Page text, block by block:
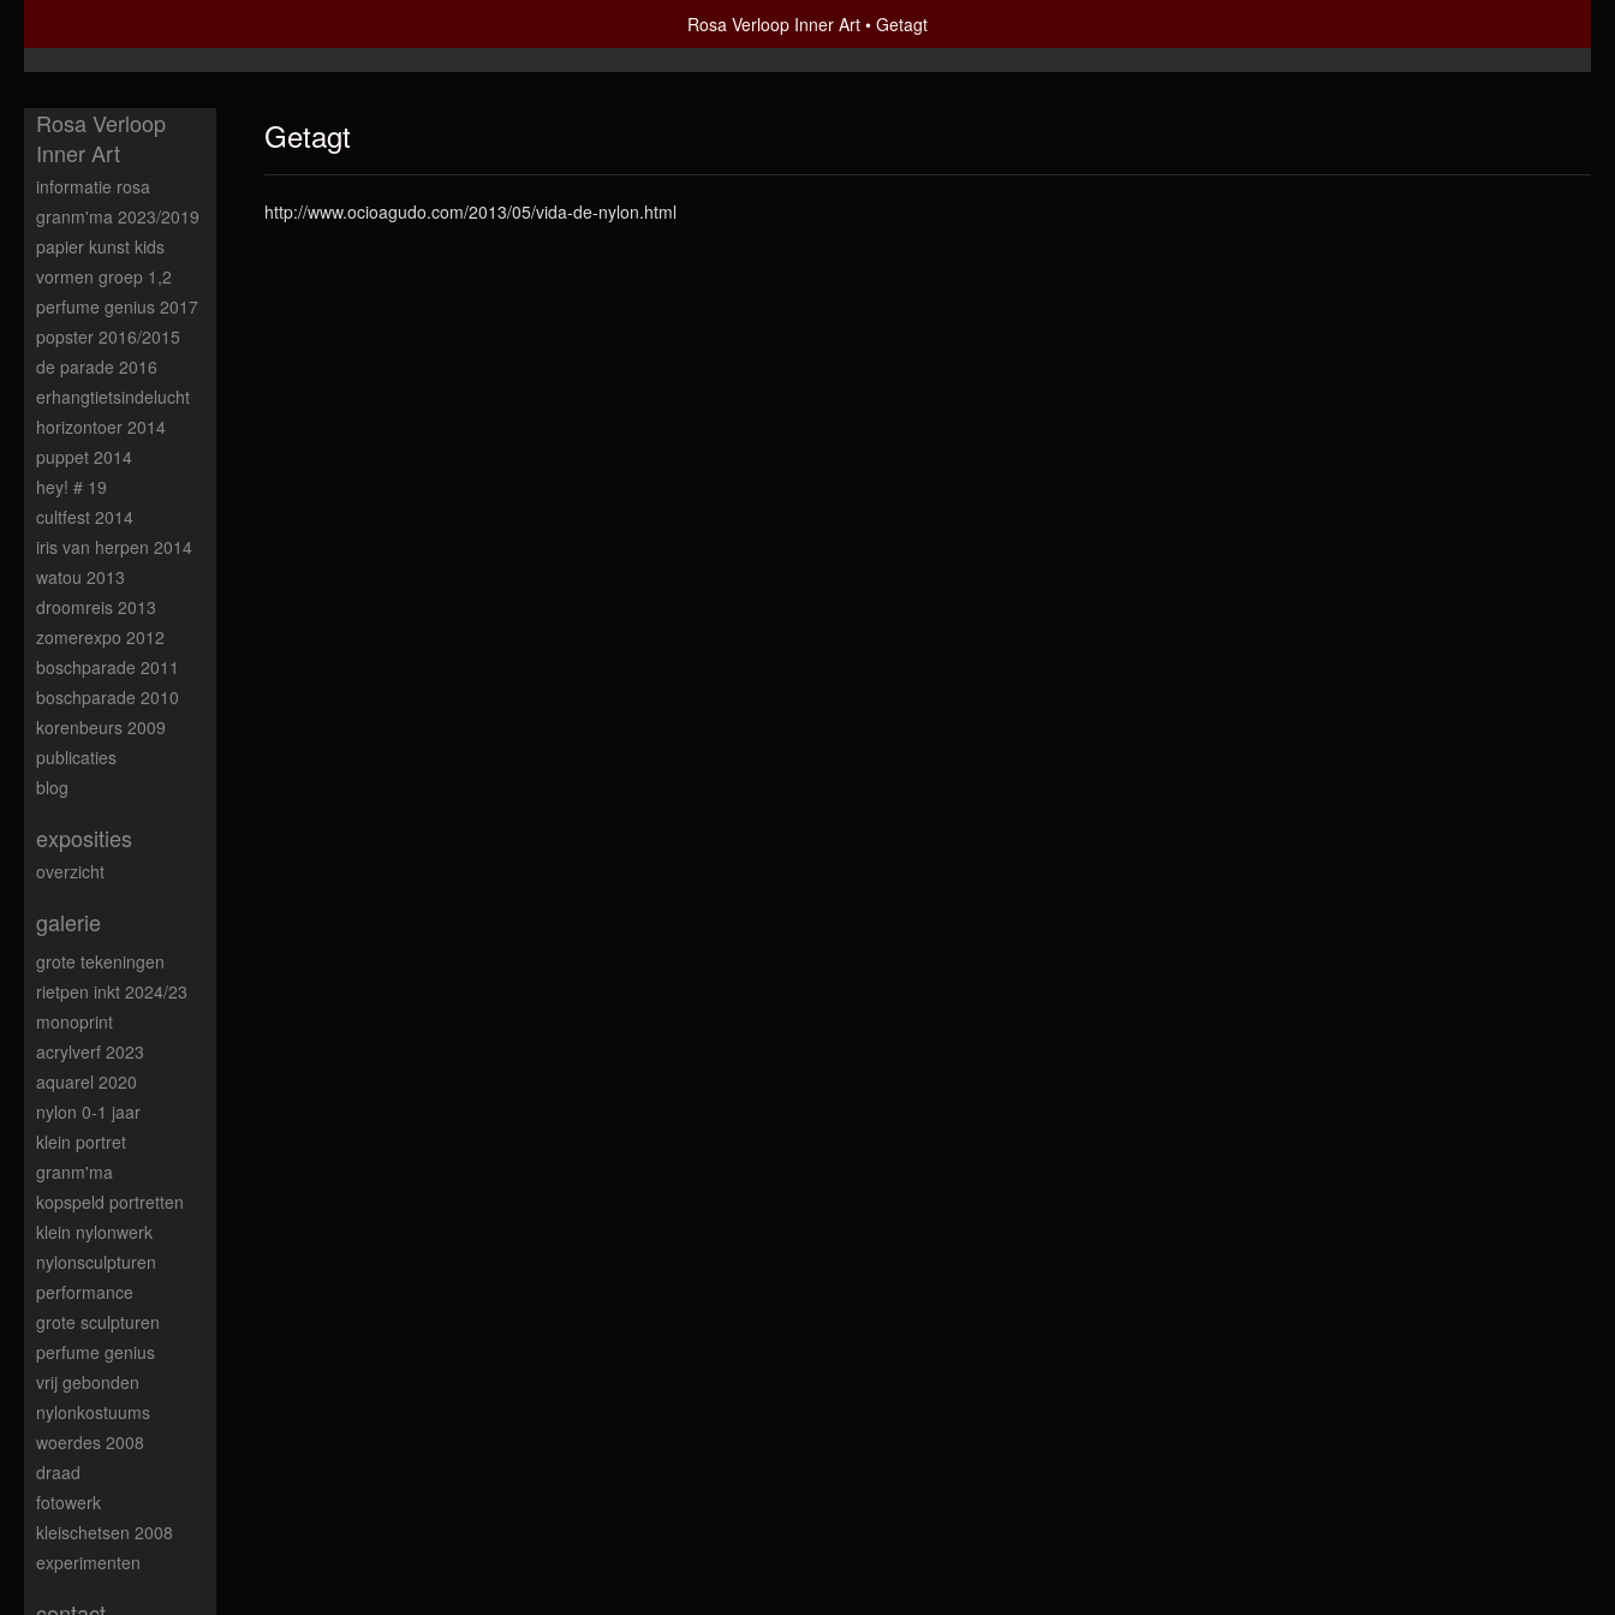
Rosa Verloop Inner Art Getagt
Getagt
http://www.ocioagudo.com/2013/05/vida-de-nylon.html
Rosa Verloop
Inner Art
informatie rosa
granm'ma 2023/2019
papier kunst kids
vormen groep 1,2
perfume genius 2017
popster 2016/2015
de parade 2016
erhangtietsindelucht
horizontoer 2014
puppet 2014
hey! # 19
cultfest 2014
iris van herpen 2014
watou 2013
droomreis 2013
zomerexpo 2012
boschparade 2011
boschparade 2010
korenbeurs 2009
publicaties
blog
exposities
overzicht
galerie
grote tekeningen
rietpen inkt 2024/23
monoprint
acrylverf 2023
aquarel 2020
nylon 0-1 jaar
klein portret
granm'ma
kopspeld portretten
klein nylonwerk
nylonsculpturen
performance
grote sculpturen
perfume genius
vrij gebonden
nylonkostuums
woerdes 2008
draad
fotowerk
kleischetsen 2008
experimenten